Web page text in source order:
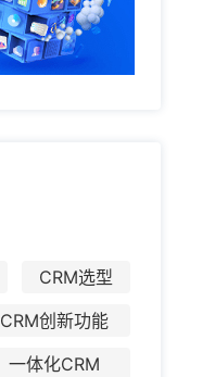
CRM选型
CRM创新功能
一体化CRM